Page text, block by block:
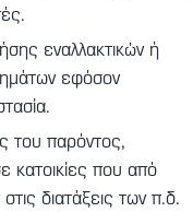
εναλλακτικών ή
εφόσον
του παρόντος,
κατοικίες που από
διατάξεις των π.δ.